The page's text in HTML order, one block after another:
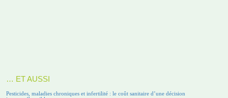
… ET AUSSI
Pesticides, maladies chroniques et infertilité : le coût sanitaire d’une décision